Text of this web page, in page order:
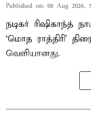
Published on: 08 Aug 2026,
நடிகர் ரிஷிகாந்த்
‘மொத ராத்திரி’
வெளியானது.